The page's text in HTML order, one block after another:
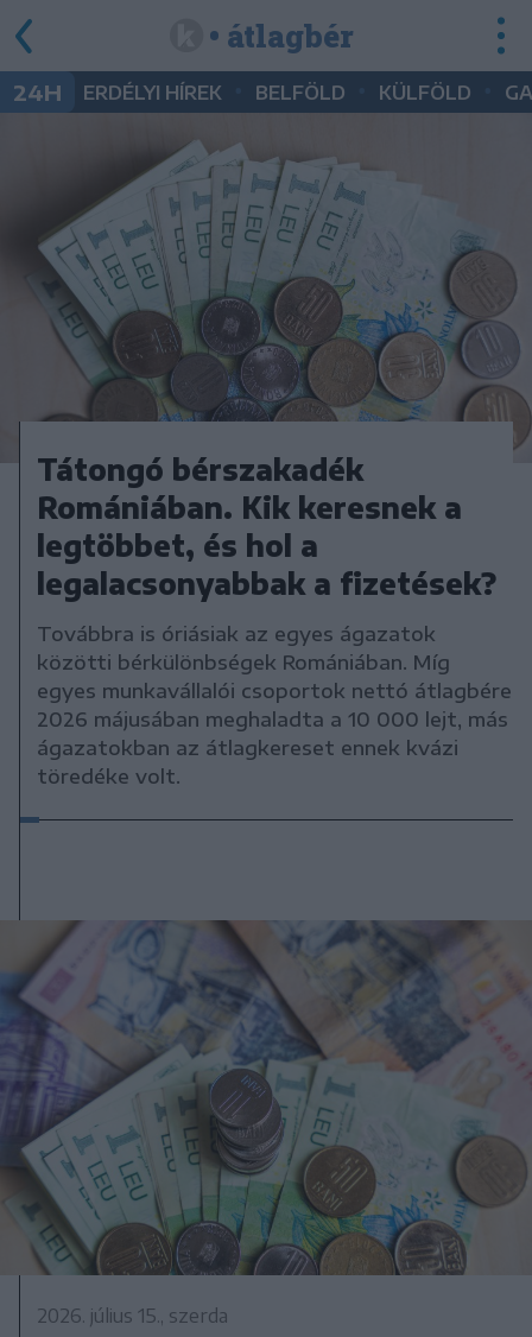
• átlagbér
24H ERDÉLYI HÍREK BELFÖLD KÜLFÖLD
Tátongó bérszakadék
Romániában. Kik keresnek a
legtöbbet, és hol a
legalacsonyabbak a fizetések?
Továbbra is óriásiak az egyes ágazatok
közötti bérkülönbségek Romániában. Míg
egyes munkavállalói csoportok nettó átlagbére
2026 májusában meghaladta a 10 000 lejt, más
ágazatokban az átlagkereset ennek kvázi
töredéke volt.
2026. július 15., szerda